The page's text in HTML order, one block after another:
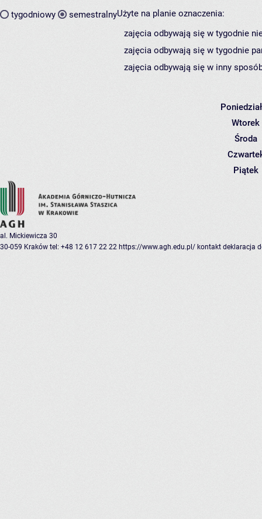
tygodniowy semestralnyUżyte na planie oznaczenia:
zajęcia odbywają się w tygodnie
zajęcia odbywają się w tygodnie
zajęcia odbywają się w inny
Wtorek
Środa
Piątek
al. Mickiewicza 30
30-059 Kraków tel: +48 12 617 22 22 https://www.agh.edu.pl/ kontakt deklaracja